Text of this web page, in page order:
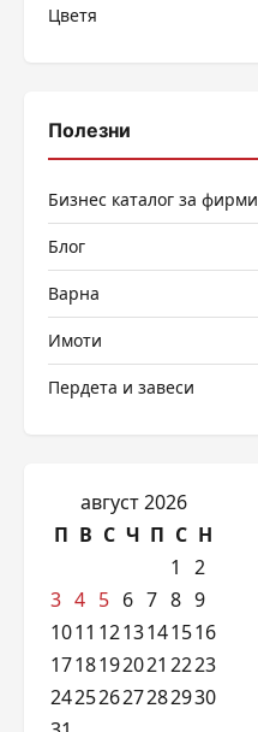
Цветя
Полезни
Бизнес каталог за фирми
Блог
Варна
Имоти
Пердета и завеси
август 2026
П В С Ч П С Н
1
2
3 4 5 6 7 8 9
1011 1213141516
1718192021 2223
24252627282930